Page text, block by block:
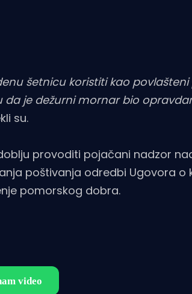
šetnicu koristiti kao
da je dežurni mornar bio
su.
provoditi pojačani nadzor
poštivanja odredbi Ugovora o
pomorskog dobra.